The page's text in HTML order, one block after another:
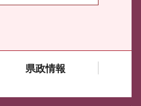
県政情報